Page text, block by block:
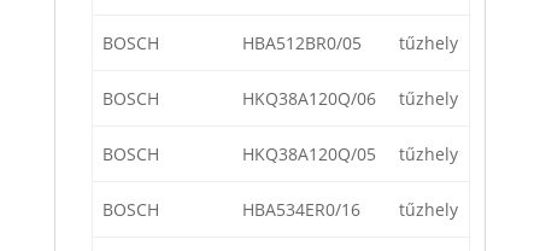
BOSCH HBA512BR0/05 tűzhely
BOSCH HKQ38A120Q/06 tűzhely
BOSCH HKQ38A120Q/05 tűzhely
BOSCH HBA534ER0/16 tűzhely